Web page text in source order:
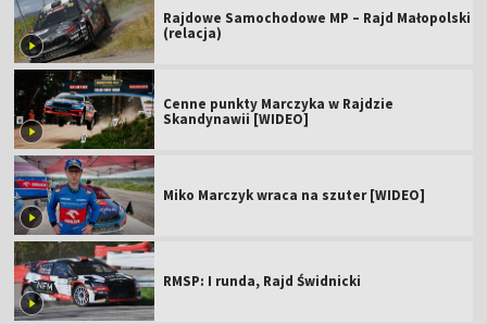
Rajdowe Samochodowe MP – Rajd Małopolski
(relacja)
Cenne punkty Marczyka w Rajdzie
Skandynawii [WIDEO]
Miko Marczyk wraca na szuter [WIDEO]
RMSP: I runda, Rajd Świdnicki